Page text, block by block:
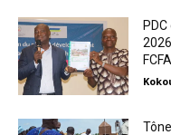
FCFA